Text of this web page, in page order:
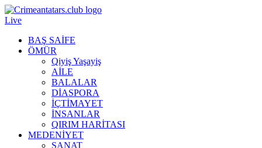
Live
BAŞ SAİFE
ÖMÜR
Qiyiş Yaşayiş
AİLE
BALALAR
DİASPORA
İÇTİMAYET
İNSANLAR
QIRIM HARİTASI
MEDENİYET
SANAT